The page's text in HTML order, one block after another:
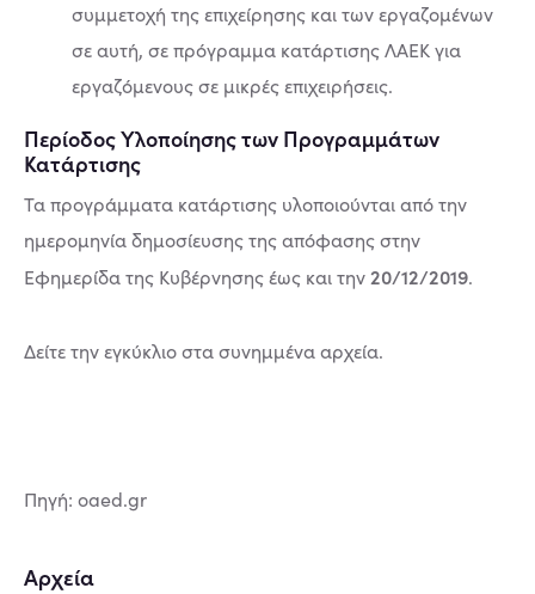
συµµετοχή της επιχείρησης και των εργαζοµένων
σε αυτή, σε πρόγραµµα κατάρτισης ΛΑΕΚ για
εργαζόµενους σε µικρές επιχειρήσεις.
Περίοδος Υλοποίησης των Προγραμμάτων
Κατάρτισης
Τα προγράµµατα κατάρτισης υλοποιούνται από την
ηµεροµηνία δηµοσίευσης της απόφασης στην
Εφηµερίδα της Κυβέρνησης έως και την20/12/2019.
Δείτε την εγκύκλιο στα συνημμένα αρχεία.
Πηγή: oaed.gr
Αρχεία